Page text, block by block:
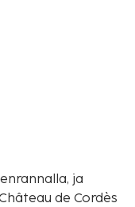
ja
de Cordès